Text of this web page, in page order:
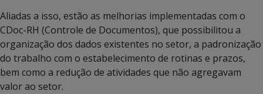
Aliadas a isso, estão as melhorias implementadas com o
CDoc-RH (Controle de Documentos), que possibilitou a
organização dos dados existentes no setor, a padronização
do trabalho com o estabelecimento de rotinas e prazos,
bem como a redução de atividades que não agregavam
valor ao setor.